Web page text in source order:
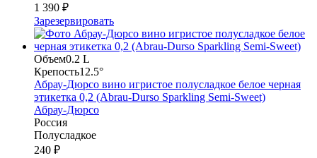
1 390 ₽
Зарезервировать
Объем0.2 L
Крепость12.5°
Абрау-Дюрсо вино игристое полусладкое белое черная
этикетка 0,2 (Abrau-Durso Sparkling Semi-Sweet)
Абрау-Дюрсо
Россия
Полусладкое
240 ₽